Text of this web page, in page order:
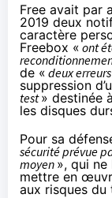
Free avait par
2019 deux
caractère
Freebox «ont
de « deux
suppression
test» destinée
les disques
Pour sa
sécurité prévue
moyen », qui
mettre en
aux risques du